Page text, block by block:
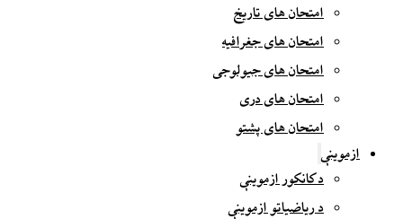
امتحان های تاریخ
امتحان های جغرافیه
امتحان های جیولوجی
امتحان های دری
امتحان های پشتو
ازموینې
د کانکور ازموینې
د ریاضیاتو ازموینې